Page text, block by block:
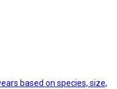
based on species, size,